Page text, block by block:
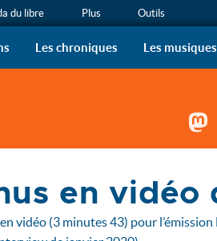
!
de radio de
Les chroniques Les musiques
en vidéo
vidéo (3 minutes 43) pour
du libre Plus Outils